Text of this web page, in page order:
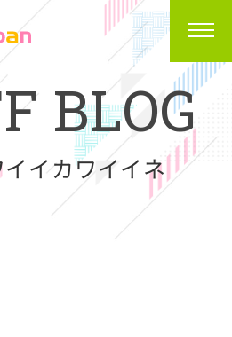
F BLOG
イカワイイネ